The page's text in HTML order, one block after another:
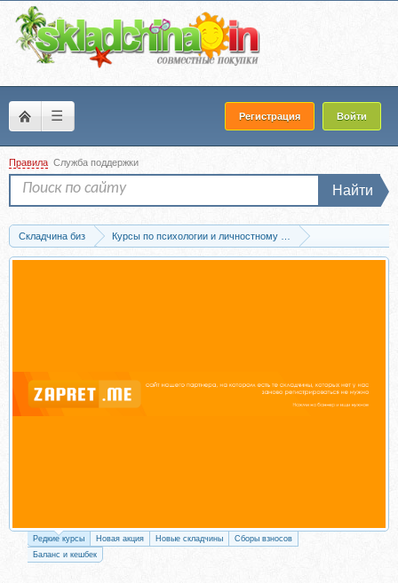
☰ Регистрация Войти
Правила Служба поддержки
Найти
Складчина биз
Курсы по психологии и личностному развитию
Мотивация и самооценка
Скачать Без вины виноватые. Как
Редкие курсы Новая акция Новые складчины
Сборы взносов
Баланс и кешбек